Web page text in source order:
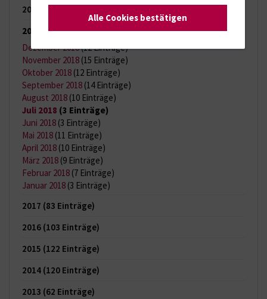
2019
2018
(109 Einträge)
Dezember 2018(12 Einträge)
November 2018 (15 Einträge)
Oktober 2018 (12 Einträge)
September 2018 (14 Einträge)
August 2018 (10 Einträge)
Juli 2018 (3 Einträge)
Juni 2018 (3 Einträge)
Mai 2018 (11 Einträge)
April 2018 (10 Einträge)
März 2018 (9 Einträge)
Februar 2018 (7 Einträge)
Januar 2018 (3 Einträge)
2017 (83 Einträge)
2016 (103 Einträge)
2015 (122 Einträge)
2014 (120 Einträge)
2013 (62 Einträge)
Alle Cookies bestätigen